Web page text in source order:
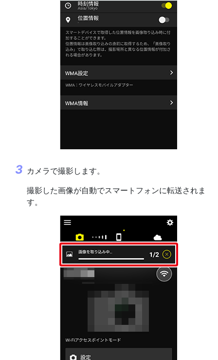
カメラで撮影します。
撮影した画像が自動でスマートフォンに転送されま
す。